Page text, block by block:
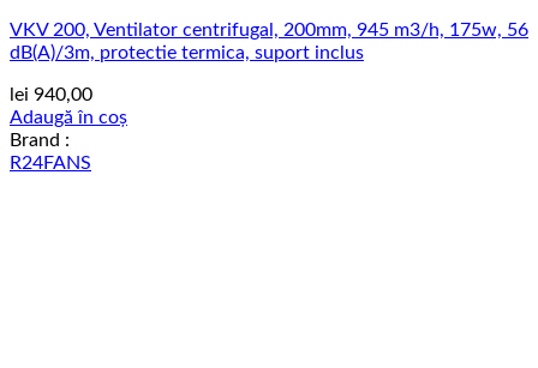
VKV 200, Ventilator centrifugal, 200mm, 945 m3/h, 175w, 56
dB(A)/3m, protectie termica, suport inclus
lei 940,00
Adaugă în coș
Brand :
R24FANS